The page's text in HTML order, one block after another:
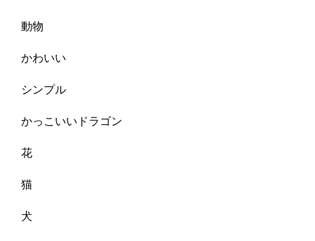
動物
かわいい
シンプル
かっこいいドラゴン
花
猫
犬